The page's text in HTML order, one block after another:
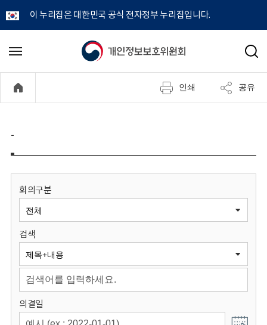
이 누리집은 대한민국 공식 전자정부 누리집입니다.
개
정
보
원
회
메
기
검
인쇄 공유
-
회의구분
검색
의결일